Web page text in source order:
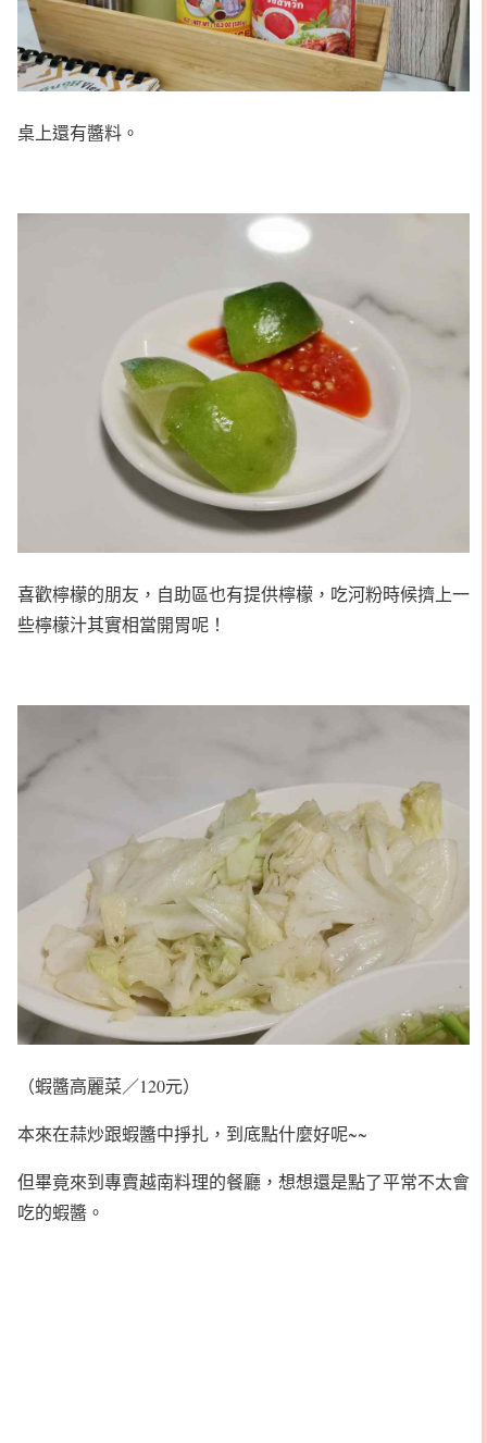
桌上還有醬料。
喜歡檸檬的朋友，自助區也有提供檸檬，吃河粉時候擠上一
些檸檬汁其實相當開胃呢！
（蝦醬高麗菜／120元）
本來在蒜炒跟蝦醬中掙扎，到底點什麼好呢~~
但畢竟來到專賣越南料理的餐廳，想想還是點了平常不太會
吃的蝦醬。